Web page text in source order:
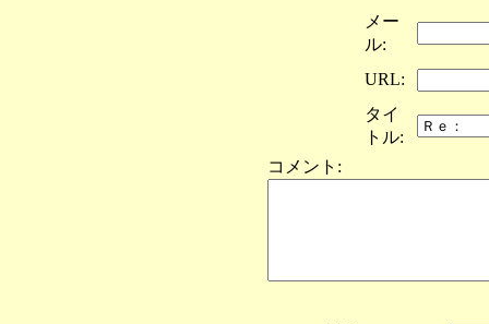
メー
ル:
URL:
タイ
トル:
コメント: